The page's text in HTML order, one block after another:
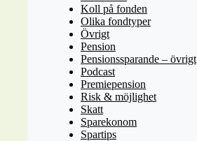
Koll på fonden
Olika fondtyper
Övrigt
Pension
Pensionssparande – övrigt
Podcast
Premiepension
Risk & möjlighet
Skatt
Sparekonom
Spartips